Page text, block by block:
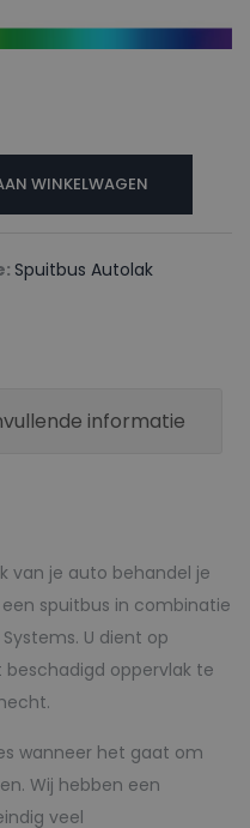
WINKELWAGEN
Spuitbus Autolak
informatie
van je auto behandel je
spuitbus in combinatie
U dient op
oppervlak te
wanneer het gaat om
Wij hebben een
veel